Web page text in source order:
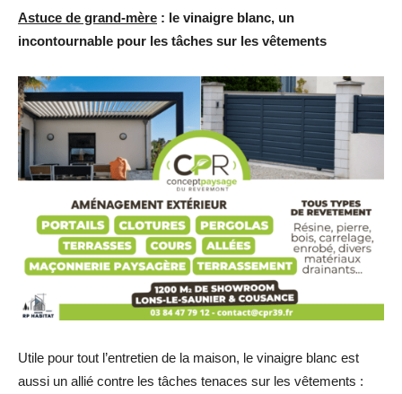
Astuce de grand-mère : le vinaigre blanc, un
incontournable pour les tâches sur les vêtements
Utile pour tout l’entretien de la maison, le vinaigre blanc est
aussi un allié contre les tâches tenaces sur les vêtements :